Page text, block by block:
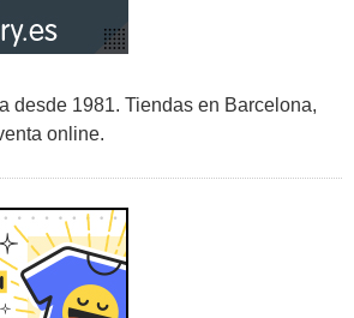
desde 1981. Tiendas en Barcelona,
online.